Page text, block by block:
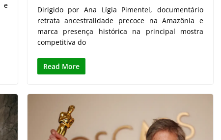
e
Dirigido por Ana Lígia Pimentel, documentário
retrata ancestralidade precoce na Amazônia e
marca presença histórica na principal mostra
competitiva do
Read More